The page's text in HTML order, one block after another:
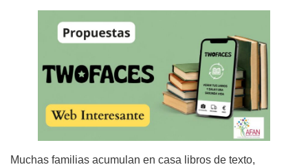
Muchas familias acumulan en casa libros de texto,